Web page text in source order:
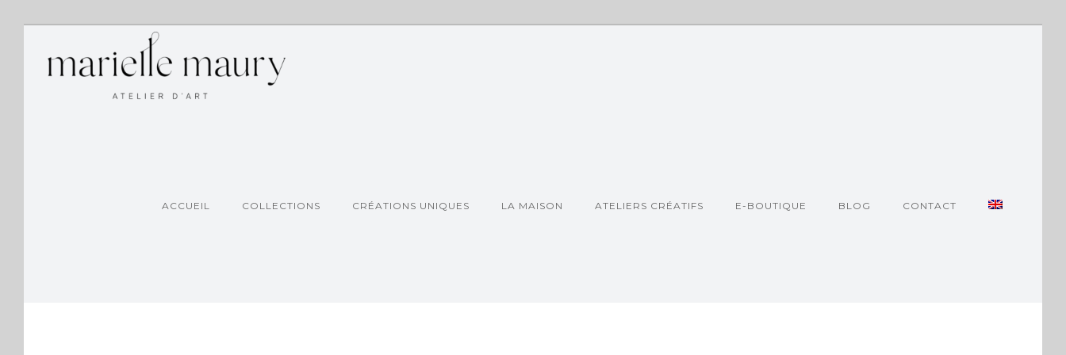
ACCUEIL COLLECTIONS CRÉATIONS UNIQUES LA MAISON ATELIERS CRÉATIFS E-BOUTIQUE BLOG CONTACT